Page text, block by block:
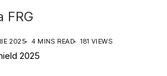
FRG
2025 4 MINS READ 181 VIEWS